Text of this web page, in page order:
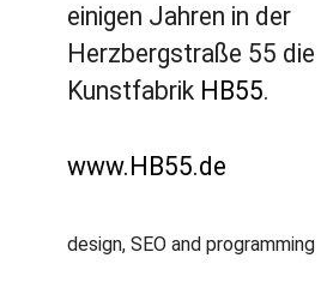
einigen Jahren in der
Herzbergstraße 55 die
Kunstfabrik HB55.
www.HB55.de
design, SEO and programming